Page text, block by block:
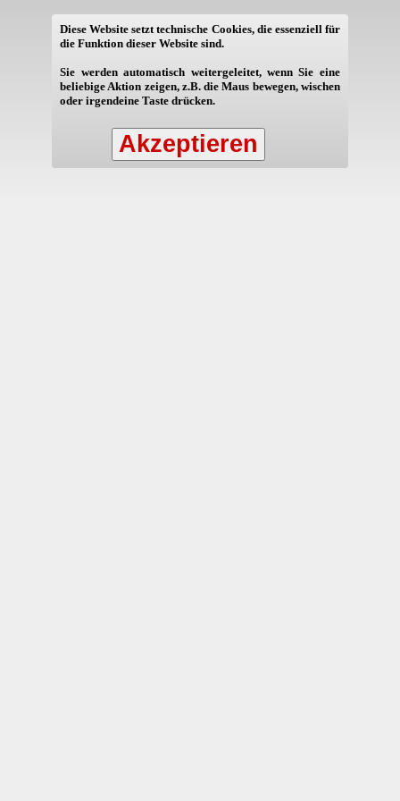
Diese Website setzt technische Cookies, die essenziell für
die Funktion dieser Website sind.
Sie werden automatisch weitergeleitet, wenn Sie eine
beliebige Aktion zeigen, z.B. die Maus bewegen, wischen
oder irgendeine Taste drücken.